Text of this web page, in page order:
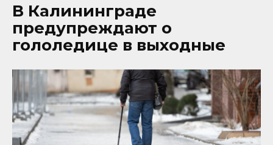
В Калининграде
предупреждают о
гололедице в выходные